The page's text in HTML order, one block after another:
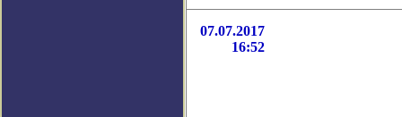
07.07.2017
16:52